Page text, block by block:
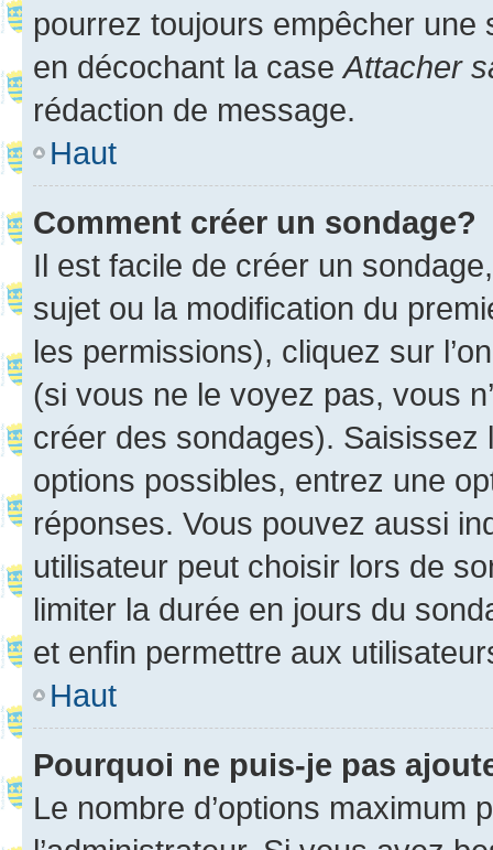
pourrez toujours empêcher une
en décochant la case Attacher
rédaction de message.
Haut
Comment créer un sondage?
Il est facile de créer un
sujet ou la modification du
les permissions), cliquez sur
(si vous ne le voyez pas, vous
créer des sondages).
options possibles, entrez une
réponses. Vous pouvez aussi
utilisateur peut choisir lors de
limiter la durée en jours du
et enfin permettre aux
Haut
Pourquoi ne puis-je pas
Le nombre d’options maximum